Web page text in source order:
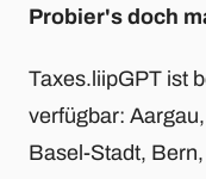
Probier's doch
Taxes.liipGPT ist
verfügbar:
Basel-Stadt,